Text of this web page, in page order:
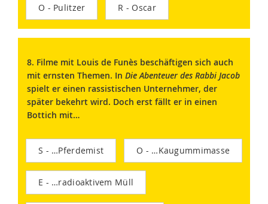
O - Pulitzer R - Oscar
8. Filme mit Louis de Funès beschäftigen sich auch
mit ernsten Themen. In Die Abenteuer des Rabbi Jacob
spielt er einen rassistischen Unternehmer, der
später bekehrt wird. Doch erst fällt er in einen
Bottich mit…
S - …Pferdemist O - …Kaugummimasse
E - …radioaktivem Müll